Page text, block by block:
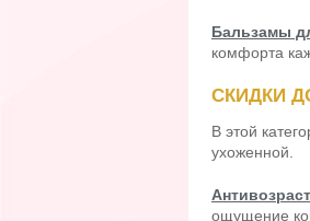
Бальзамы
комфорта
СКИДКИ
В этой
ухоженной.
ощущение